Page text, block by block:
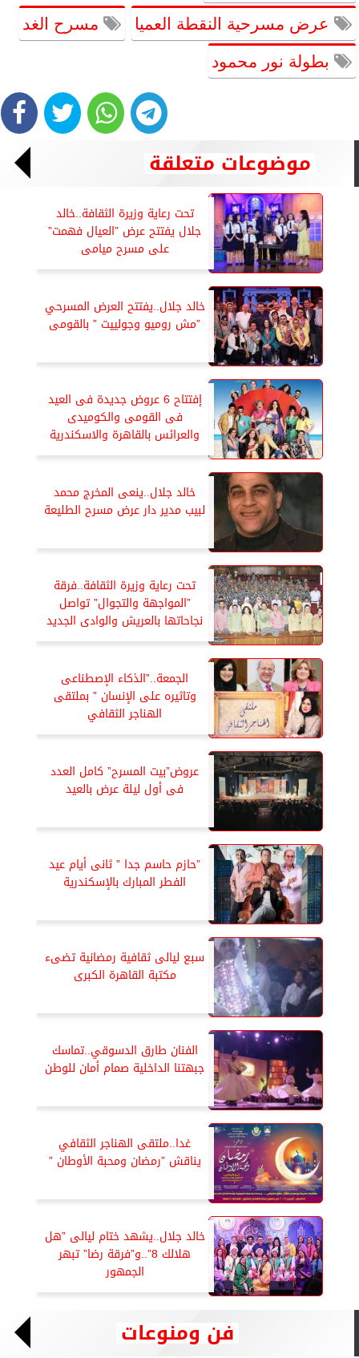
عرض مسرحية النقطة العميا مسرح الغد
بطولة نور محمود
موضوعات متعلقة
تحت رعاية وزيرة الثقافة..خالد
جلال يفتتح عرض ”العيال فهمت”
على مسرح ميامى
خالد جلال..يفتتح العرض المسرحي
”مش روميو وجولييت ” بالقومى
إفتتاح 6 عروض جديدة فى العيد
فى القومى والكوميدى
والعرائس بالقاهرة والاسكندرية
خالد جلال..ينعى المخرج محمد
لبيب مدير دار عرض مسرح الطليعة
تحت رعاية وزيرة الثقافة..فرقة
”المواجهة والتجوال” تواصل
نجاحاتها بالعريش والوادى الجديد
الجمعة..”الذكاء الإصطناعى
وتاثيره على الإنسان ” بملتقى
الهناجر الثقافي
عروض”بيت المسرح” كامل العدد
فى أول ليلة عرض بالعيد
”حازم حاسم جدا ” ثانى أيام عيد
الفطر المبارك بالإسكندرية
سبع ليالى ثقافية رمضانية تضىء
مكتبة القاهرة الكبرى
الفنان طارق الدسوقي..تماسك
جبهتنا الداخلية صمام أمان للوطن
غدا..ملتقى الهناجر الثقافي
يناقش ”رمضان ومحبة الأوطان ”
خالد جلال..يشهد ختام ليالى ”هل
هلالك 8”..و”فرقة رضا” تبهر
الجمهور
فن ومنوعات